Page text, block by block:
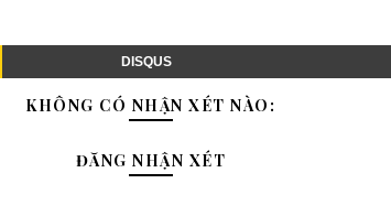
DISQUS
KHÔNG CÓ NHẬN XÉT NÀO:
ĐĂNG NHẬN XÉT